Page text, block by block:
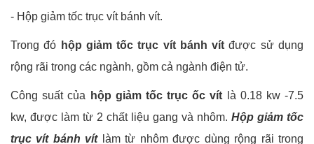
- Hộp giảm tốc trục vít bánh vít.
Trong đó hộp giảm tốc trục vít bánh vít được sử dụng
rộng rãi trong các ngành, gồm cả ngành điện tử.
Công suất của hộp giảm tốc trục ốc vít là 0.18 kw -7.5
kw, được làm từ 2 chất liệu gang và nhôm. Hộp giảm tốc
trục vít bánh vítlàm từ nhôm được dùng rộng rãi trong